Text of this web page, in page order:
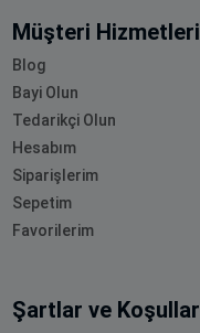
Müşteri Hizmetleri
Blog
Bayi Olun
Tedarikçi Olun
Hesabım
Siparişlerim
Sepetim
Favorilerim
Şartlar ve Koşullar